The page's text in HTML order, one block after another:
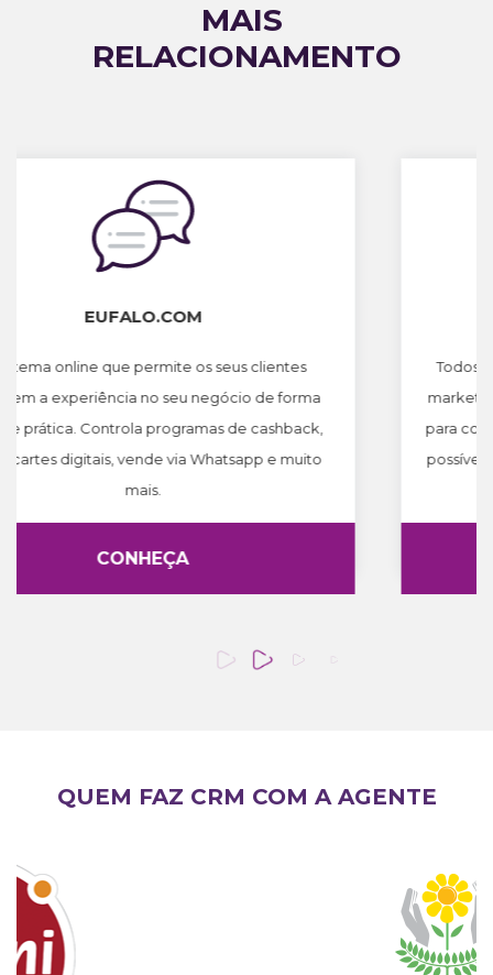
MAIS
RELACIONAMENTO
MEMBER GET MEMBER - AMIGO
Todos os dias empreendedores e profissionais de
marketing têm procurado estratégias e ferramentas
para conquistar maior público e gerar mais vendas, é
possível transformar os seus clientes em porta-vozes
QUEM FAZ CRM COM A AGENTE